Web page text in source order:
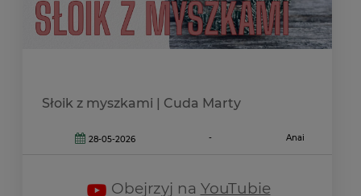
Słoik z myszkami | Cuda Marty
28-05-2026 - Anai
Obejrzyj na YouTubie